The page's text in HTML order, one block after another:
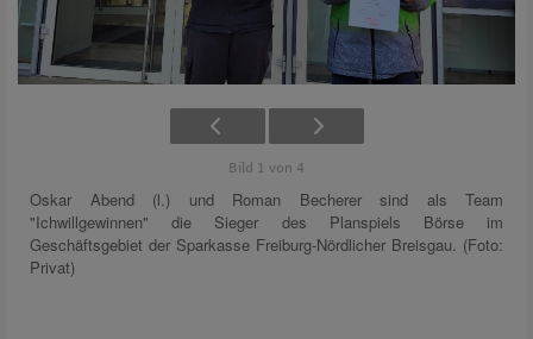
Bild 1 von 4
Oskar Abend (l.) und Roman Becherer sind als Team
"Ichwillgewinnen" die Sieger des Planspiels Börse im
Geschäftsgebiet der Sparkasse Freiburg-Nördlicher Breisgau. (Foto:
Privat)